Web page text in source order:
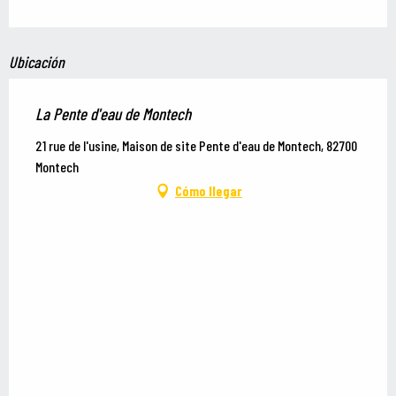
Ubicación
La Pente d'eau de Montech
21 rue de l'usine, Maison de site Pente d'eau de Montech, 82700
Montech
Cómo llegar